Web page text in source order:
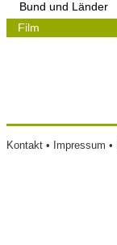
Bund und Länder
Film
Footer
Kontakt Impressum